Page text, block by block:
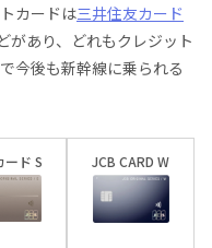
カードは三井住友カード
があり、どれもクレジット
今後も新幹線に乗られる
ード S JCB CARD W